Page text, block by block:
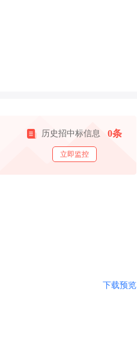
历史招中标信息 0条
立即监控
下载预览